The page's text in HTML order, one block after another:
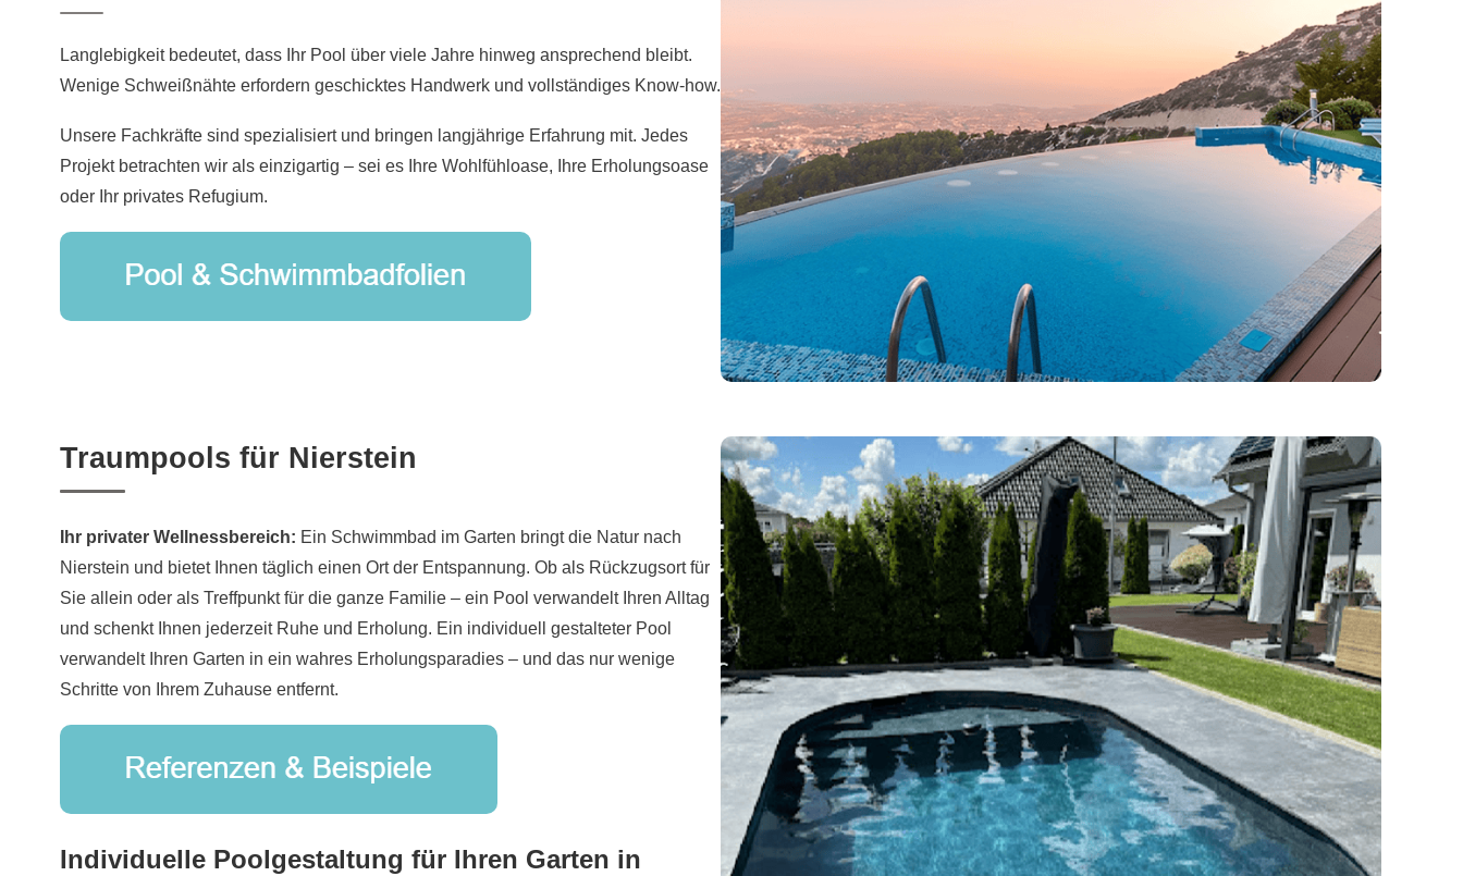
Langlebigkeit bedeutet, dass Ihr Pool über viele Jahre hinweg ansprechend bleibt.
Wenige Schweißnähte erfordern geschicktes Handwerk und vollständiges Know-how.
Unsere Fachkräfte sind spezialisiert und bringen langjährige Erfahrung mit. Jedes
Projekt betrachten wir als einzigartig – sei es Ihre Wohlfühloase, Ihre Erholungsoase
oder Ihr privates Refugium.
Traumpools für Nierstein
Ihr privater Wellnessbereich: Ein Schwimmbad im Garten bringt die Natur nach
Nierstein und bietet Ihnen täglich einen Ort der Entspannung. Ob als Rückzugsort für
Sie allein oder als Treffpunkt für die ganze Familie – ein Pool verwandelt Ihren Alltag
und schenkt Ihnen jederzeit Ruhe und Erholung. Ein individuell gestalteter Pool
verwandelt Ihren Garten in ein wahres Erholungsparadies – und das nur wenige
Schritte von Ihrem Zuhause entfernt.
Individuelle Poolgestaltung für Ihren Garten in